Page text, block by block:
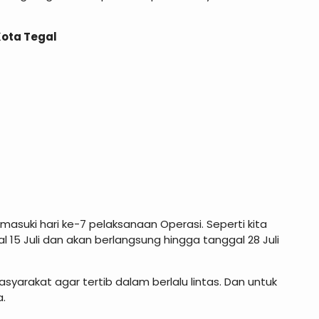
Tegal
hari ke-7 pelaksanaan Operasi. Seperti kita
Juli dan akan berlangsung hingga tanggal 28 Juli
agar tertib dalam berlalu lintas. Dan untuk